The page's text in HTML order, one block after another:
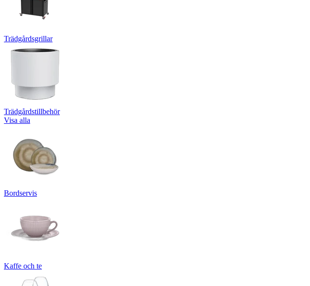
Trädgårdsgrillar
Trädgårdstillbehör
Visa alla
Bordservis
Kaffe och te